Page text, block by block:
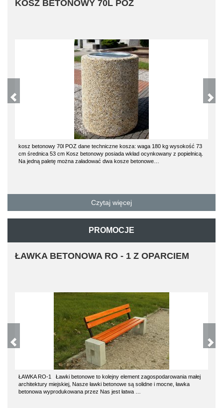
KOSZ BETONOWY 70L POZ
kosz betonowy 70l POZ dane techniczne kosza: waga 180 kg wysokość 73
cm średnica 53 cm Kosz betonowy posiada wkład ocynkowany z popielnicą.
Na jedną paletę można załadować dwa kosze betonowe…
Czytaj więcej
PROMOCJE
ŁAWKA BETONOWA RO - 1 Z OPARCIEM
ŁAWKA RO-1 Ławki betonowe to kolejny element zagospodarowania małej
architektury miejskiej, Nasze ławki betonowe są solidne i mocne, ławka
betonowa wyprodukowana przez Nas jest łatwa …